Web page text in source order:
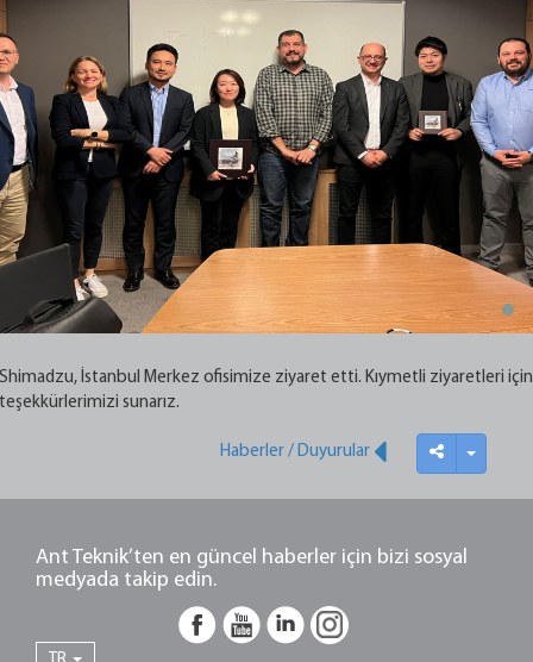
Shimadzu, İstanbul Merkez ofisimize ziyaret etti. Kıymetli ziyaretleri için
teşekkürlerimizi sunarız.
Haberler / Duyurular
Ant Teknik’ten en güncel haberler için bizi sosyal
medyada takip edin.